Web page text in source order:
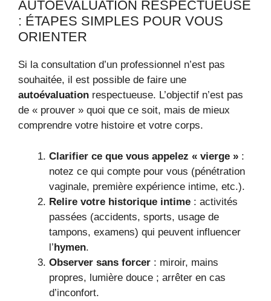
AUTOÉVALUATION RESPECTUEUSE
: ÉTAPES SIMPLES POUR VOUS
ORIENTER
Si la consultation d’un professionnel n’est pas
souhaitée, il est possible de faire une
autoévaluation respectueuse. L’objectif n’est pas
de « prouver » quoi que ce soit, mais de mieux
comprendre votre histoire et votre corps.
Clarifier ce que vous appelez « vierge » :
notez ce qui compte pour vous (pénétration
vaginale, première expérience intime, etc.).
Relire votre historique intime : activités
passées (accidents, sports, usage de
tampons, examens) qui peuvent influencer
l’hymen.
Observer sans forcer : miroir, mains
propres, lumière douce ; arrêter en cas
d’inconfort.